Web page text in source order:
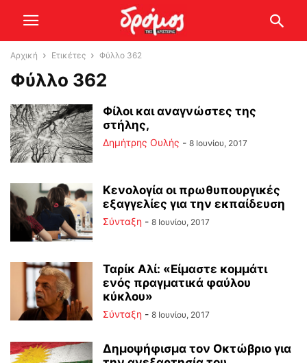
Αρχική Ετικέτες Φύλλο 362
Φύλλο 362
Φίλοι και αναγνώστες της
στήλης,
Δημήτρης Ουλής - 8 Ιουνίου, 2017
Κενολογία οι πρωθυπουργικές
εξαγγελίες για την εκπαίδευση
Σύνταξη - 8 Ιουνίου, 2017
Ταρίκ Αλί: «Είμαστε κομμάτι
ενός πραγματικά φαύλου
κύκλου»
Σύνταξη - 8 Ιουνίου, 2017
Δημοψήφισμα τον Οκτώβριο για